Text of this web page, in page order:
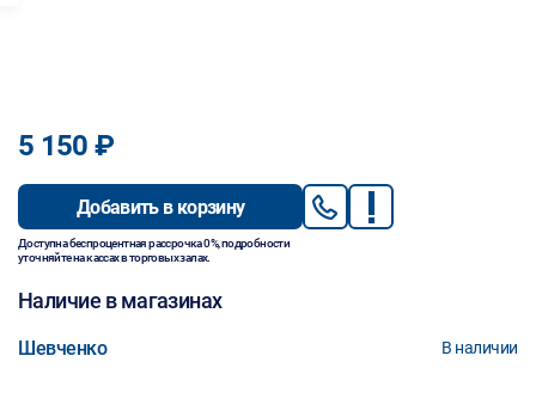
5 150 ₽
Добавить в корзину
Доступна беспроцентная рассрочка 0%, подробности
уточняйте на кассах в торговых залах.
Наличие в магазинах
Шевченко В наличии